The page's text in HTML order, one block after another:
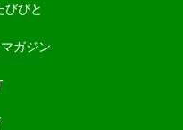
びびと
ガジン